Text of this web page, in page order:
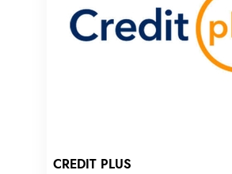
CREDIT PLUS